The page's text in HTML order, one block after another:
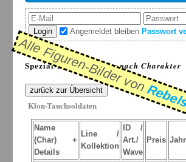
Login Angemeldet bleiben Passwort
Spezial-Listen: >Figur nach Charakter
Alle Figuren-Bilder von
zurück zur Übersicht
Klon-Tauchsoldaten
Name
(Char) +
Details
Line /
Kollektion
ID /
Art./
Wave
Preis Jahr